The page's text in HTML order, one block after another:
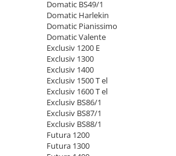
Domatic BS49/1
Domatic Harlekin
Domatic Pianissimo
Domatic Valente
Exclusiv 1200 E
Exclusiv 1300
Exclusiv 1400
Exclusiv 1500 T el
Exclusiv 1600 T el
Exclusiv BS86/1
Exclusiv BS87/1
Exclusiv BS88/1
Futura 1200
Futura 1300